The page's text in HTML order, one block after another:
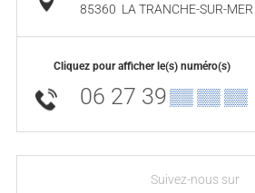
85360 LA TRANCHE-SUR-MER
Cliquez pour afficher le(s) numéro(s)
06 27 39▒▒ ▒▒ ▒▒
Suivez-nous sur